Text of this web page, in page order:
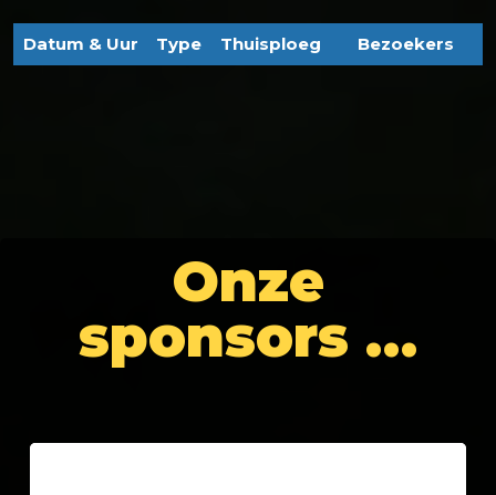
Datum & Uur Type Thuisploeg Bezoekers
Onze
sponsors …